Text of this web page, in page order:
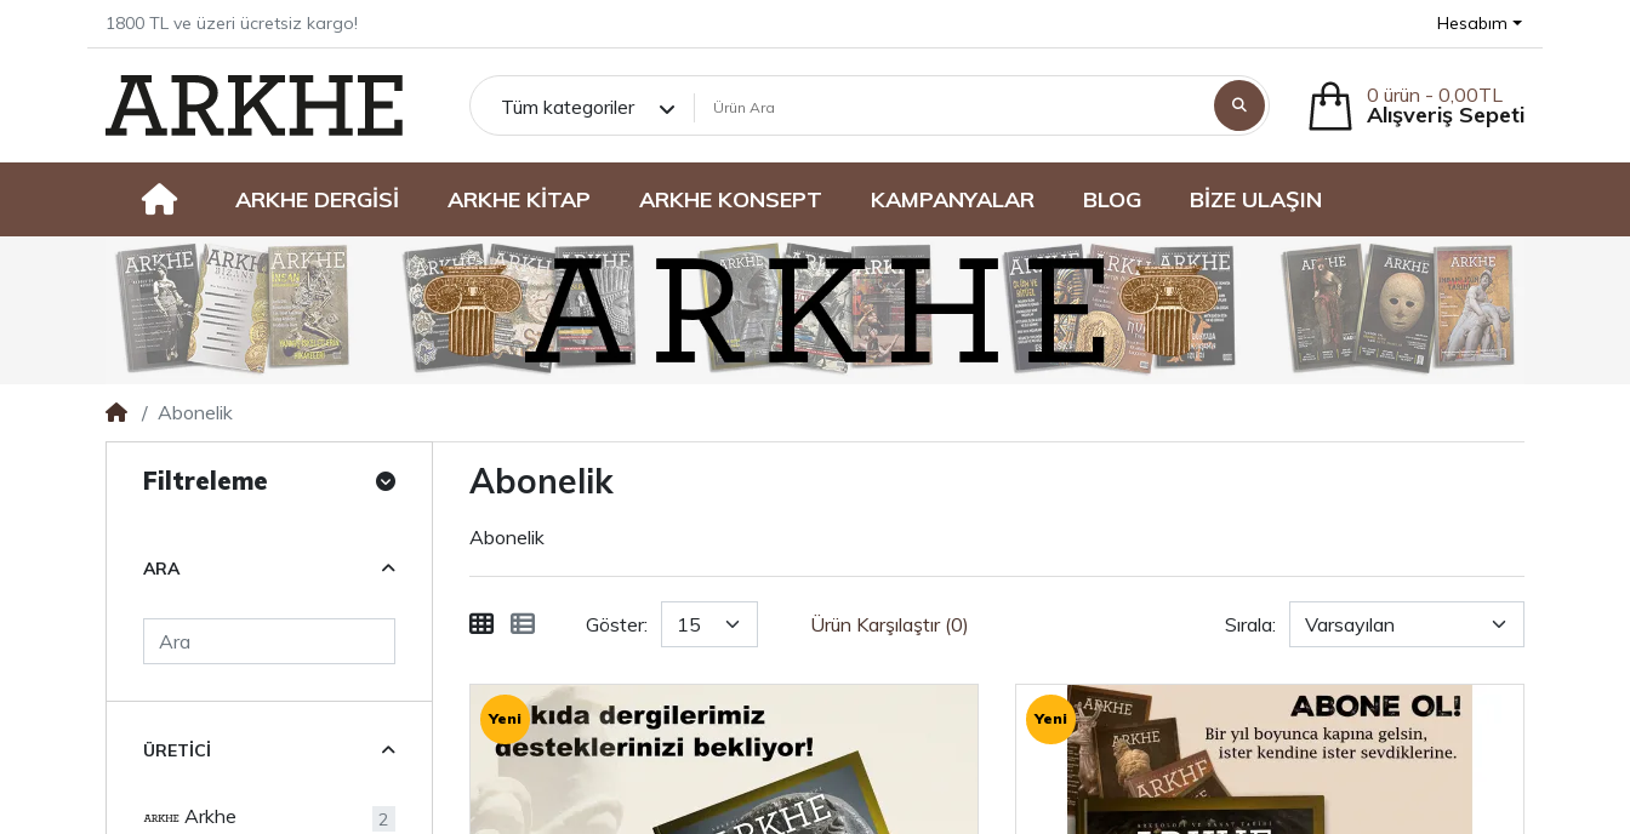
1800 TL ve üzeri ücretsiz kargo! Hesabım
Tüm kategoriler Alışveriş Sepeti
0 ürün - 0,00TL
ARKHE DERGİSİ ARKHE KİTAP ARKHE KONSEPT KAMPANYALAR BLOG BİZE ULAŞIN
Abonelik
Filtreleme
ARA
ÜRETICI
Arkhe 2
Abonelik
Abonelik
Göster: Ürün Karşılaştır (0) Sırala:
Yeni Yeni